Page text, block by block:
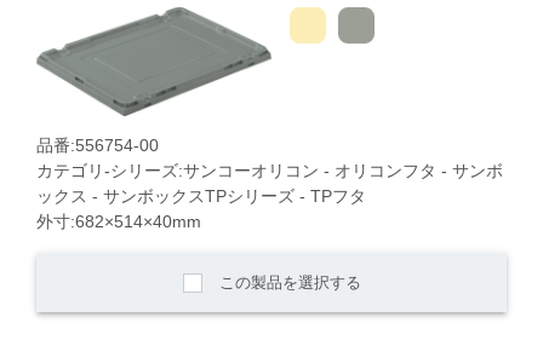
品番:556754-00
カテゴリ-シリーズ:サンコーオリコン - オリコンフタ - サンボ
ックス - サンボックスTPシリーズ - TPフタ
外寸:682×514×40mm
この製品を選択する